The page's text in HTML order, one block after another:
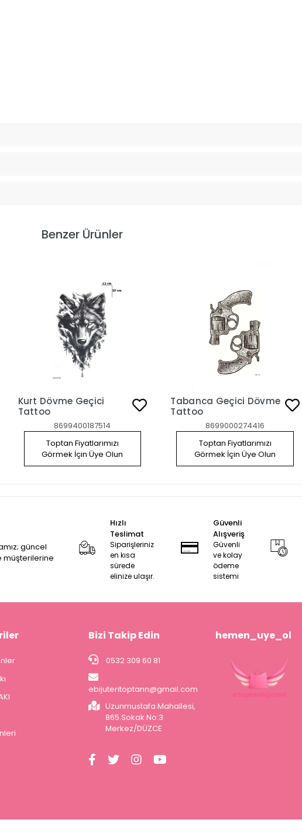
Benzer Ürünler
Kurt Dövme Geçici
Tattoo
8699400187514
Toptan Fiyatlarımızı
Görmek İçin Üye Olun
Tabanca Geçici Dövme
Tattoo
8699000274416
Toptan Fiyatlarımızı
Görmek İçin Üye Olun
güncel
müşterilerine
Hızlı
Teslimat
Siparişleriniz
en kısa
sürede
elinize ulaşır.
Güvenli
Alışveriş
Güvenli
ve kolay
ödeme
sistemi
Bizi Takip Edin
0532 309 60 81
ebijuteritoptann@gmail.com
Uzunmustafa Mahallesi,
865.Sokak No:3
Merkez/DÜZCE
hemen_uye_ol